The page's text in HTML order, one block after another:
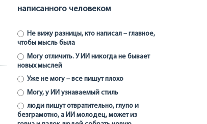
написанного человеком
Не вижу разницы, кто написал – главное,
чтобы мысль была
Могу отличить. У ИИ никогда не бывает
новых мыслей
Уже не могу – все пишут плохо
Могу, у ИИ узнаваемый стиль
люди пишут отвратительно, глупо и
безграмотно, а ИИ молодец, может из